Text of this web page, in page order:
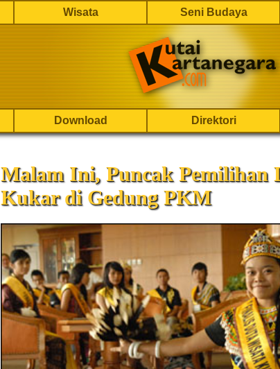
Wisata Seni Budaya
Download Direktori
Malam Ini, Puncak Pemilihan
Kukar di Gedung PKM